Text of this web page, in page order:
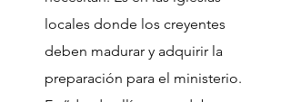
locales donde los creyentes
deben madurar y adquirir la
preparación para el ministerio.